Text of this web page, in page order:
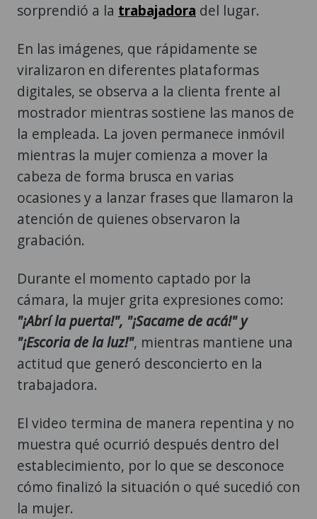
sorprendió a la trabajadora del lugar.
En las imágenes, que rápidamente se
viralizaron en diferentes plataformas
digitales, se observa a la clienta frente al
mostrador mientras sostiene las manos de
la empleada. La joven permanece inmóvil
mientras la mujer comienza a mover la
cabeza de forma brusca en varias
ocasiones y a lanzar frases que llamaron la
atención de quienes observaron la
grabación.
Durante el momento captado por la
cámara, la mujer grita expresiones como:
"¡Abrí la puerta!", "¡Sacame de acá!" y
"¡Escoria de la luz!", mientras mantiene una
actitud que generó desconcierto en la
trabajadora.
El video termina de manera repentina y no
muestra qué ocurrió después dentro del
establecimiento, por lo que se desconoce
cómo finalizó la situación o qué sucedió con
la mujer.